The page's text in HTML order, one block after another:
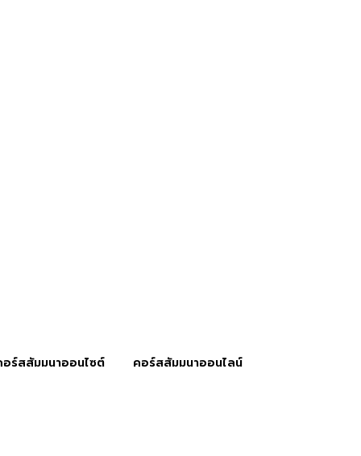
อร์สสัมมนาออนไซต์ คอร์สสัมมนาออนไลน์